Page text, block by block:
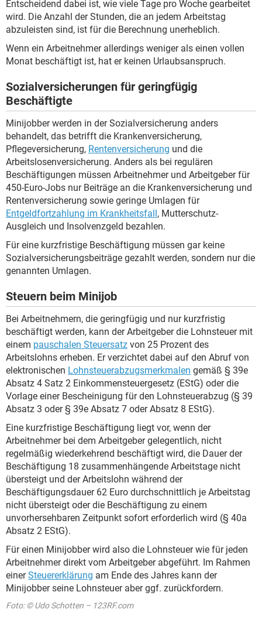
Entscheidend dabei ist, wie viele Tage pro Woche gearbeitet
wird. Die Anzahl der Stunden, die an jedem Arbeitstag
abzuleisten sind, ist für die Berechnung unerheblich.
Wenn ein Arbeitnehmer allerdings weniger als einen vollen
Monat beschäftigt ist, hat er keinen Urlaubsanspruch.
Sozialversicherungen für geringfügig
Beschäftigte
Minijobber werden in der Sozialversicherung anders
behandelt, das betrifft die Krankenversicherung,
Pflegeversicherung, Rentenversicherung und die
Arbeitslosenversicherung. Anders als bei regulären
Beschäftigungen müssen Arbeitnehmer und Arbeitgeber für
450-Euro-Jobs nur Beiträge an die Krankenversicherung und
Rentenversicherung sowie geringe Umlagen für
Entgeldfortzahlung im Krankheitsfall, Mutterschutz-
Ausgleich und Insolvenzgeld bezahlen.
Für eine kurzfristige Beschäftigung müssen gar keine
Sozialversicherungsbeiträge gezahlt werden, sondern nur die
genannten Umlagen.
Steuern beim Minijob
Bei Arbeitnehmern, die geringfügig und nur kurzfristig
beschäftigt werden, kann der Arbeitgeber die Lohnsteuer mit
einem pauschalen Steuersatz von 25 Prozent des
Arbeitslohns erheben. Er verzichtet dabei auf den Abruf von
elektronischen Lohnsteuerabzugsmerkmalen gemäß § 39e
Absatz 4 Satz 2 Einkommensteuergesetz (EStG) oder die
Vorlage einer Bescheinigung für den Lohnsteuerabzug (§ 39
Absatz 3 oder § 39e Absatz 7 oder Absatz 8 EStG).
Eine kurzfristige Beschäftigung liegt vor, wenn der
Arbeitnehmer bei dem Arbeitgeber gelegentlich, nicht
regelmäßig wiederkehrend beschäftigt wird, die Dauer der
Beschäftigung 18 zusammenhängende Arbeitstage nicht
übersteigt und der Arbeitslohn während der
Beschäftigungsdauer 62 Euro durchschnittlich je Arbeitstag
nicht übersteigt oder die Beschäftigung zu einem
unvorhersehbaren Zeitpunkt sofort erforderlich wird (§ 40a
Absatz 2 EStG).
Für einen Minijobber wird also die Lohnsteuer wie für jeden
Arbeitnehmer direkt vom Arbeitgeber abgeführt. Im Rahmen
einerSteuererklärung am Ende des Jahres kann der
Minijobber seine Lohnsteuer aber ggf. zurückfordern.
Foto: © Udo Schotten – 123RF.com